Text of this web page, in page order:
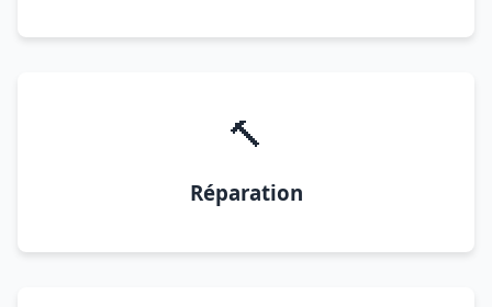
🔨
Réparation